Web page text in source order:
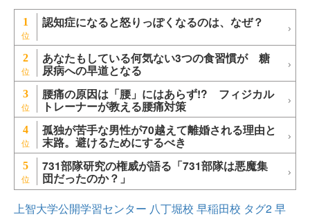
1 認知症になると怒りっぽくなるのは、なぜ？
2 あなたもしている何気ない3つの食習慣が 糖
尿病への早道となる
3 腰痛の原因は「腰」にはあらず!? フィジカル
トレーナーが教える腰痛対策
4 孤独が苦手な男性が70越えて離婚される理由と
末路。避けるためにするべき
5 731部隊研究の権威が語る「731部隊は悪魔集
団だったのか？」
上智大学公開学習センター 八丁堀校 早稲田校 タグ2早